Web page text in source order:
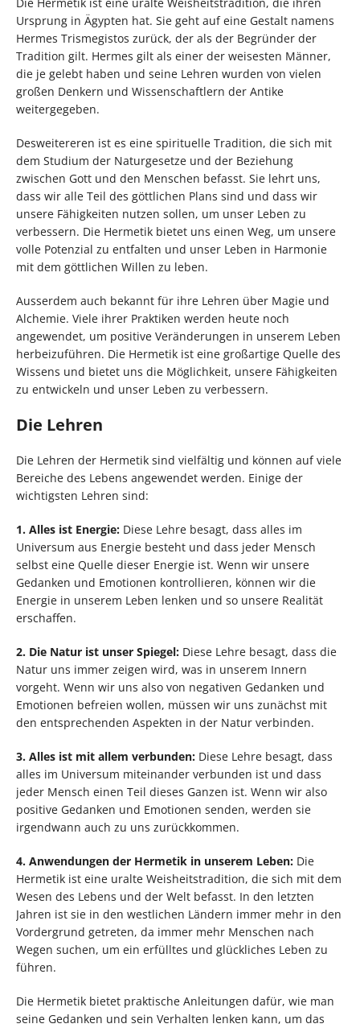
Ursprung in Ägypten hat. Sie geht auf eine Gestalt namens
Hermes Trismegistos zurück, der als der Begründer der
Tradition gilt. Hermes gilt als einer der weisesten Männer,
die je gelebt haben und seine Lehren wurden von vielen
großen Denkern und Wissenschaftlern der Antike
weitergegeben.
Desweitereren ist es eine spirituelle Tradition, die sich mit
dem Studium der Naturgesetze und der Beziehung
zwischen Gott und den Menschen befasst. Sie lehrt uns,
dass wir alle Teil des göttlichen Plans sind und dass wir
unsere Fähigkeiten nutzen sollen, um unser Leben zu
verbessern. Die Hermetik bietet uns einen Weg, um unsere
volle Potenzial zu entfalten und unser Leben in Harmonie
mit dem göttlichen Willen zu leben.
Ausserdem auch bekannt für ihre Lehren über Magie und
Alchemie. Viele ihrer Praktiken werden heute noch
angewendet, um positive Veränderungen in unserem Leben
herbeizuführen. Die Hermetik ist eine großartige Quelle des
Wissens und bietet uns die Möglichkeit, unsere Fähigkeiten
zu entwickeln und unser Leben zu verbessern.
Die Lehren
Die Lehren der Hermetik sind vielfältig und können auf viele
Bereiche des Lebens angewendet werden. Einige der
wichtigsten Lehren sind:
1. Alles ist Energie: Diese Lehre besagt, dass alles im
Universum aus Energie besteht und dass jeder Mensch
selbst eine Quelle dieser Energie ist. Wenn wir unsere
Gedanken und Emotionen kontrollieren, können wir die
Energie in unserem Leben lenken und so unsere Realität
erschaffen.
2. Die Natur ist unser Spiegel: Diese Lehre besagt, dass die
Natur uns immer zeigen wird, was in unserem Innern
vorgeht. Wenn wir uns also von negativen Gedanken und
Emotionen befreien wollen, müssen wir uns zunächst mit
den entsprechenden Aspekten in der Natur verbinden.
3. Alles ist mit allem verbunden: Diese Lehre besagt, dass
alles im Universum miteinander verbunden ist und dass
jeder Mensch einen Teil dieses Ganzen ist. Wenn wir also
positive Gedanken und Emotionen senden, werden sie
irgendwann auch zu uns zurückkommen.
4. Anwendungen der Hermetik in unserem Leben: Die
Hermetik ist eine uralte Weisheitstradition, die sich mit dem
Wesen des Lebens und der Welt befasst. In den letzten
Jahren ist sie in den westlichen Ländern immer mehr in den
Vordergrund getreten, da immer mehr Menschen nach
Wegen suchen, um ein erfülltes und glückliches Leben zu
führen.
Die Hermetik bietet praktische Anleitungen dafür, wie man
seine Gedanken und sein Verhalten lenken kann, um das